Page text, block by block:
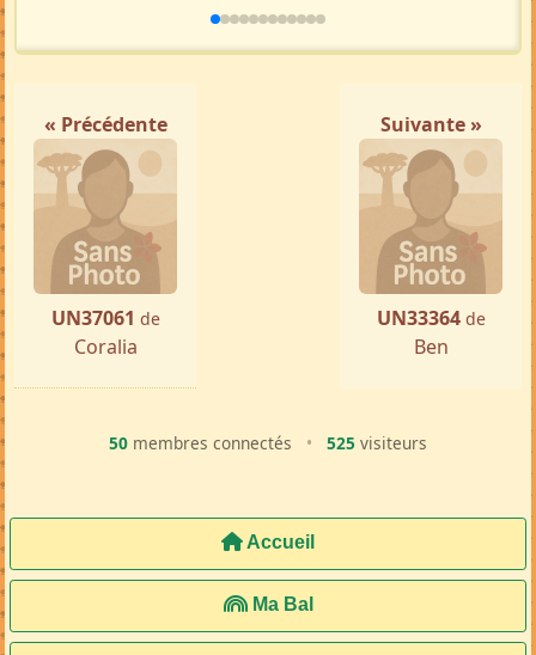
« Précédente
UN37061 de
Coralia
Suivante »
UN33364 de
Ben
50 membres connectés • 525 visiteurs
Accueil
Ma Bal